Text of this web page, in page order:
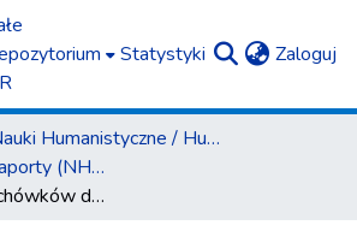
Statystyki Zaloguj
Nauki Humanistyczne / Humanities
Sprawozdania, raporty (NH) / Reports (H)
Wyznaczniki pochówków dziecięcych w tarnobrzeskiej kulturze łużyckiej w świetle analiz statystycznych